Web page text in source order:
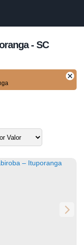
- SC